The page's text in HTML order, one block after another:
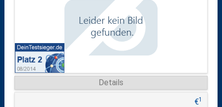
Details
€1